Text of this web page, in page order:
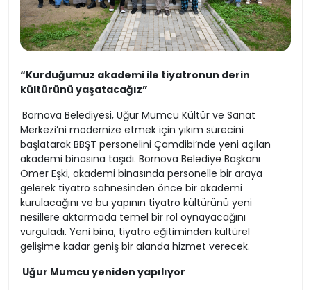
“Kurduğumuz akademi ile tiyatronun derin
kültürünü yaşatacağız”
Bornova Belediyesi, Uğur Mumcu Kültür ve Sanat
Merkezi’ni modernize etmek için yıkım sürecini
başlatarak BBŞT personelini Çamdibi’nde yeni açılan
akademi binasına taşıdı. Bornova Belediye Başkanı
Ömer Eşki, akademi binasında personelle bir araya
gelerek tiyatro sahnesinden önce bir akademi
kurulacağını ve bu yapının tiyatro kültürünü yeni
nesillere aktarmada temel bir rol oynayacağını
vurguladı. Yeni bina, tiyatro eğitiminden kültürel
gelişime kadar geniş bir alanda hizmet verecek.
Uğur Mumcu yeniden yapılıyor